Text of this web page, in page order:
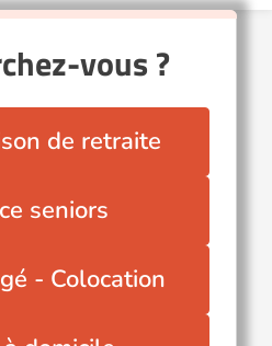
vous ?
de retraite
seniors
- Colocation